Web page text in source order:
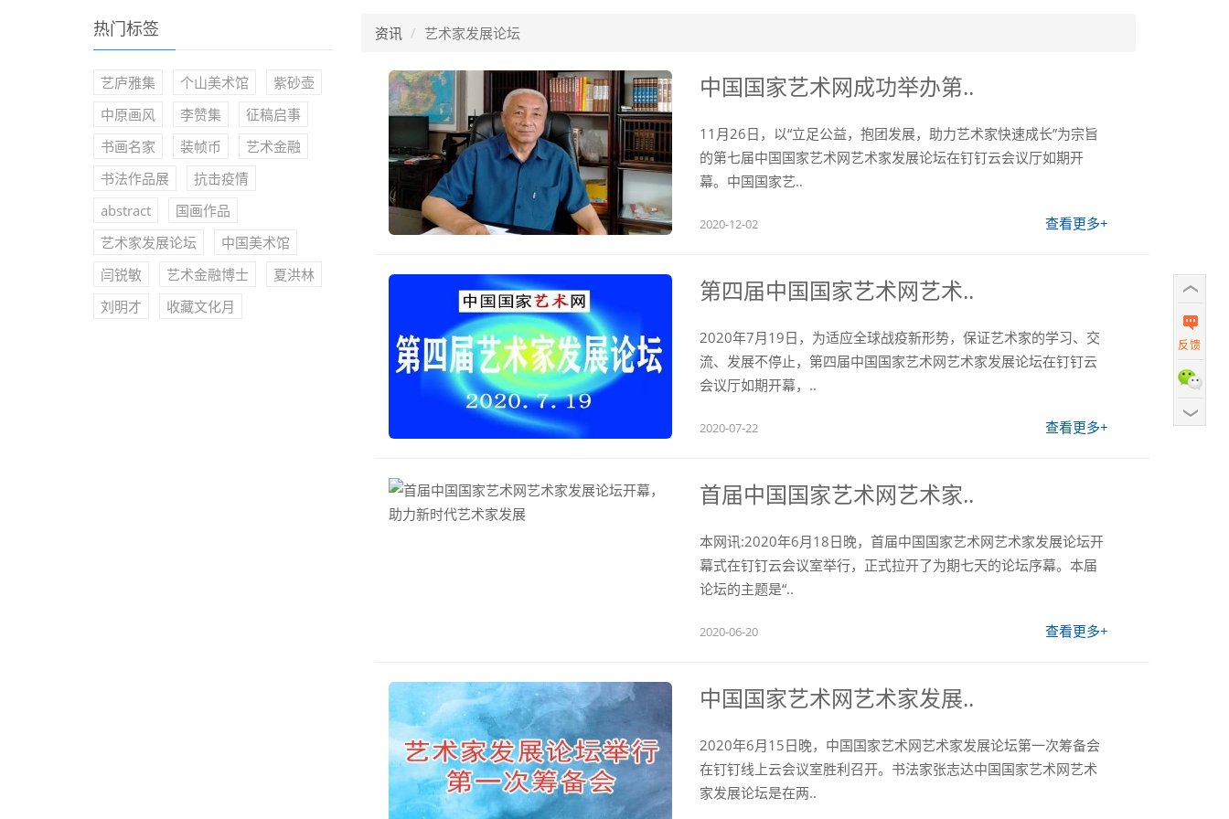
热门标签
艺庐雅集 个山美术馆
紫砂壶
中原画风
李赞集
征稿启事
书画名家
装帧币
艺术金融
书法作品展
抗击疫情
abstract
国画作品
艺术家发展论坛
中国美术馆
闫锐敏
艺术金融博士
夏洪林
刘明才
收藏文化月
资讯 艺术家发展论坛
中国国家艺术网成功举办第..
11月26日，以“立足公益，抱团发展，助力艺术家快速成长”为宗旨
的第七届中国国家艺术网艺术家发展论坛在钉钉云会议厅如期开
幕。中国国家艺..
2020-12-02 查看更多+
第四届中国国家艺术网艺术..
2020年7月19日，为适应全球战疫新形势，保证艺术家的学习、交
流、发展不停止，第四届中国国家艺术网艺术家发展论坛在钉钉云
会议厅如期开幕，..
2020-07-22 查看更多+
首届中国国家艺术网艺术家..
本网讯:2020年6月18日晚，首届中国国家艺术网艺术家发展论坛开
幕式在钉钉云会议室举行，正式拉开了为期七天的论坛序幕。本届
论坛的主题是“..
2020-06-20 查看更多+
中国国家艺术网艺术家发展..
2020年6月15日晚，中国国家艺术网艺术家发展论坛第一次筹备会
在钉钉线上云会议室胜利召开。书法家张志达中国国家艺术网艺术
家发展论坛是在两..
反馈